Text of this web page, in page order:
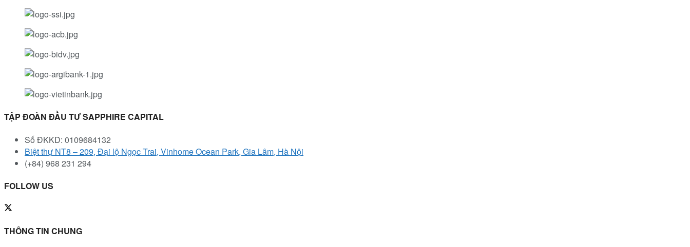
TẬP ĐOÀN ĐẦU TƯ SAPPHIRE CAPITAL
Số ĐKKD: 0109684132
Biệt thự NT8 – 209, Đại lộ Ngọc Trai, Vinhome Ocean Park, Gia Lâm, Hà Nội
(+84) 968 231 294
FOLLOW US
THÔNG TIN CHUNG